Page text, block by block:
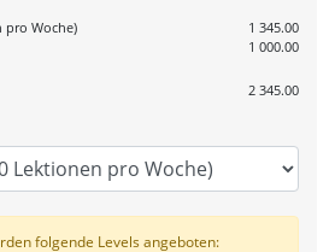
pro Woche)
1 345.00
1 000.00
2 345.00
folgende Levels angeboten: